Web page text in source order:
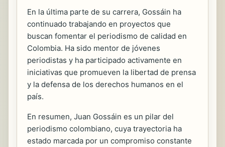
En la última parte de su carrera, Gossáin ha
continuado trabajando en proyectos que
buscan fomentar el periodismo de calidad en
Colombia. Ha sido mentor de jóvenes
periodistas y ha participado activamente en
iniciativas que promueven la libertad de prensa
y la defensa de los derechos humanos en el
país.
En resumen, Juan Gossáin es un pilar del
periodismo colombiano, cuya trayectoria ha
estado marcada por un compromiso constante